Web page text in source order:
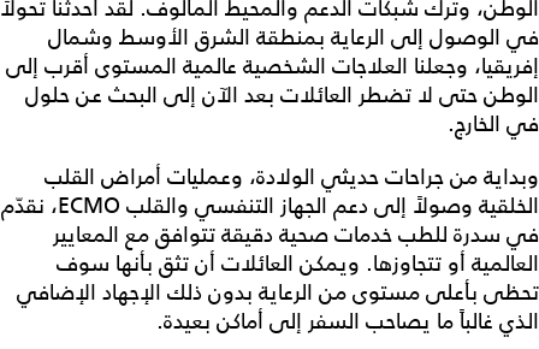
الوطن، وترك شبكات الدعم والمحيط المألوف. لقد أحدثنا تحولاً
في الوصول إلى الرعاية بمنطقة الشرق الأوسط وشمال
إفريقيا، وجعلنا العلاجات الشخصية عالمية المستوى أقرب إلى
الوطن حتى لا تضطر العائلات بعد الآن إلى البحث عن حلول
في الخارج.
وبداية من جراحات حديثي الولادة، وعمليات أمراض القلب
الخلقية وصولاً إلى دعم الجهاز التنفسي والقلب ECMO، نقدّم
في سدرة للطب خدمات صحية دقيقة تتوافق مع المعايير
العالمية أو تتجاوزها. ويمكن العائلات أن تثق بأنها سوف
تحظى بأعلى مستوى من الرعاية بدون ذلك الإجهاد الإضافي
الذي غالباً ما يصاحب السفر إلى أماكن بعيدة.